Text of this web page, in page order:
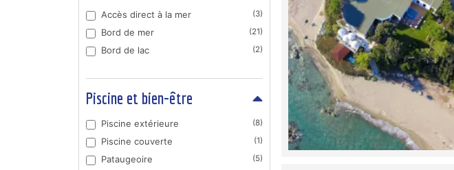
Accès direct à la mer (3)
Bord de mer (21)
Bord de lac (2)
Piscine et bien-être
Piscine extérieure (8)
Piscine couverte (1)
Pataugeoire (5)